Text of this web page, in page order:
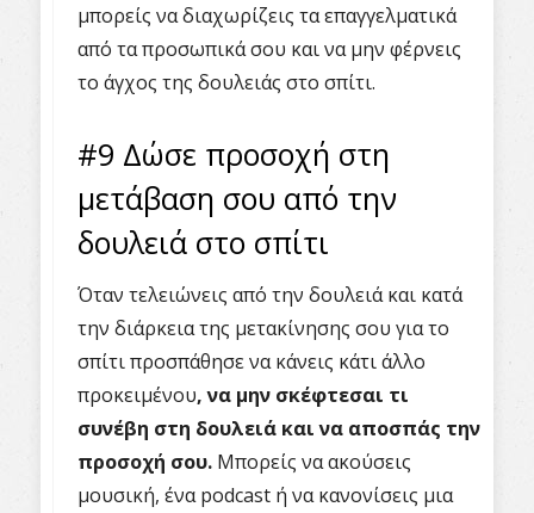
μπορείς να διαχωρίζεις τα επαγγελματικά
από τα προσωπικά σου και να μην φέρνεις
το άγχος της δουλειάς στο σπίτι.
#9 Δώσε προσοχή στη
μετάβαση σου από την
δουλειά στο σπίτι
Όταν τελειώνεις από την δουλειά και κατά
την διάρκεια της μετακίνησης σου για το
σπίτι προσπάθησε να κάνεις κάτι άλλο
προκειμένου, να μην σκέφτεσαι τι
συνέβη στη δουλειά και να αποσπάς την
προσοχή σου. Μπορείς να ακούσεις
μουσική, ένα podcast ή να κανονίσεις μια